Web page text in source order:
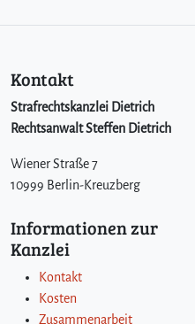
Kontakt
Strafrechtskanzlei Dietrich
Rechtsanwalt Steffen Dietrich
Wiener Straße 7
10999 Berlin-Kreuzberg
Informationen zur
Kanzlei
Kontakt
Kosten
Zusammenarbeit